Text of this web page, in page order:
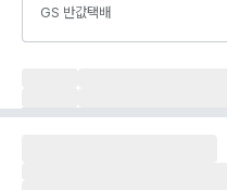
GS 반값택배